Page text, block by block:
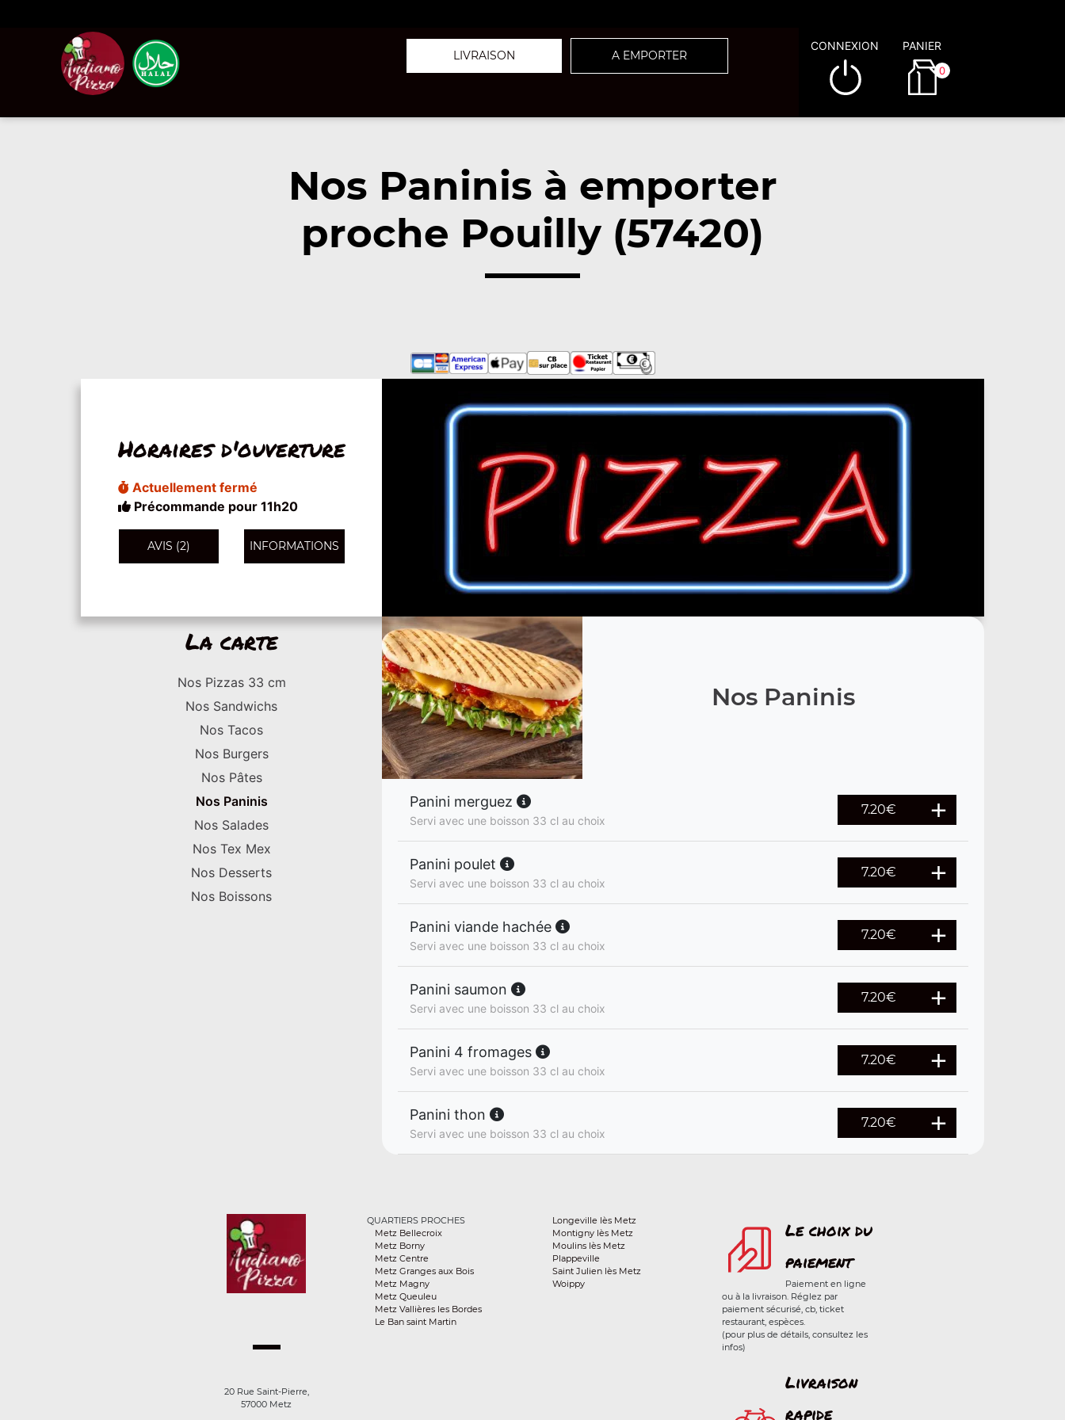
LIVRAISON A EMPORTER
CONNEXION PANIER
0
Nos Paninis à emporter
proche Pouilly (57420)
Horaires d'ouverture
Actuellement fermé
Précommande pour 11h20
AVIS (2) INFORMATIONS
La carte
Nos Pizzas 33 cm
Nos Sandwichs
Nos Tacos
Nos Burgers
Nos Pâtes
Nos Paninis
Nos Salades
Nos Tex Mex
Nos Desserts
Nos Boissons
Nos Paninis
Panini merguez
Servi avec une boisson 33 cl au choix
7.20€
Panini poulet
Servi avec une boisson 33 cl au choix
7.20€
Panini viande hachée
Servi avec une boisson 33 cl au choix
7.20€
Panini saumon
Servi avec une boisson 33 cl au choix
7.20€
Panini 4 fromages
Servi avec une boisson 33 cl au choix
7.20€
Panini thon
Servi avec une boisson 33 cl au choix
7.20€
20 Rue Saint-Pierre,
57000 Metz
QUARTIERS PROCHES
Metz Bellecroix
Metz Borny
Metz Centre
Metz Granges aux Bois
Metz Magny
Metz Queuleu
Metz Vallières les Bordes
Le Ban saint Martin
Longeville lès Metz
Montigny lès Metz
Moulins lès Metz
Plappeville
Saint Julien lès Metz
Woippy
Le choix du
paiement
Paiement en ligne
ou à la livraison. Réglez par
paiement sécurisé, cb, ticket
restaurant, espèces.
(pour plus de détails, consultez les
infos)
Livraison
rapide